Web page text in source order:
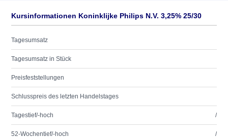
Kursinformationen Koninklijke Philips N.V. 3,25% 25/30
Tagesumsatz
Tagesumsatz in Stück
Preisfeststellungen
Schlusspreis des letzten Handelstages
Tagestief/-hoch /
52-Wochentief/-hoch /